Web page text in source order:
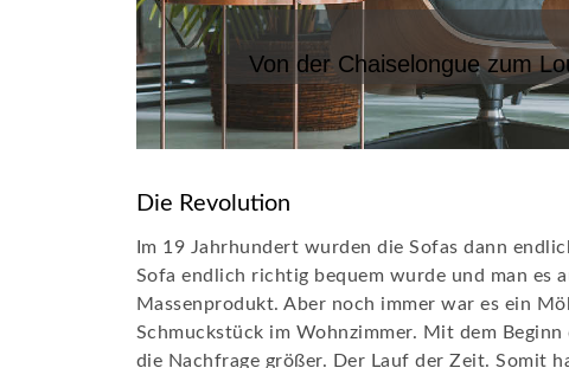
Von der Chaiselongue zum
Die Revolution
Im 19 Jahrhundert wurden die Sofas dann
Sofa endlich richtig bequem wurde und man es
Massenprodukt. Aber noch immer war es ein
Schmuckstück im Wohnzimmer. Mit dem
die Nachfrage größer. Der Lauf der Zeit. Somit